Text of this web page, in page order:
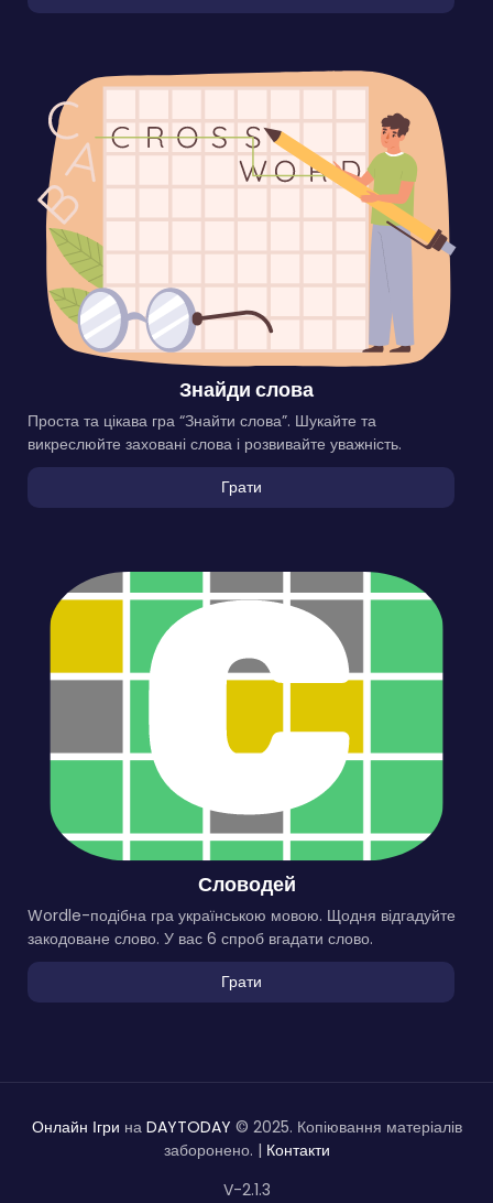
Знайди слова
Проста та цікава гра “Знайти слова”. Шукайте та
викреслюйте заховані слова і розвивайте уважність.
Грати
Словодей
Wordle-подібна гра українською мовою. Щодня відгадуйте
закодоване слово. У вас 6 спроб вгадати слово.
Грати
Онлайн Ігри на DAYTODAY © 2025. Копіювання матеріалів
заборонено. | Контакти
V-2.1.3